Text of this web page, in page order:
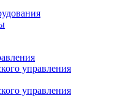
управления
управления